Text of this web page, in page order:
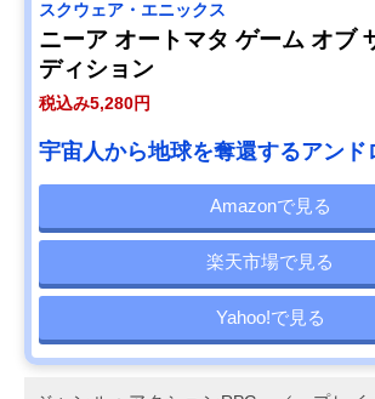
スクウェア・エニックス
ニーア オートマタ ゲーム オブ
ディション
税込み5,280円
宇宙人から地球を奪還するアンド
Amazonで見る
楽天市場で見る
Yahoo!で見る